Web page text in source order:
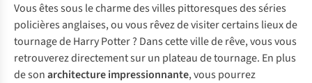
Vous êtes sous le charme des villes pittoresques des séries
policières anglaises, ou vous rêvez de visiter certains lieux de
tournage de Harry Potter ? Dans cette ville de rêve, vous vous
retrouverez directement sur un plateau de tournage. En plus
de sonarchitecture impressionnante, vous pourrez